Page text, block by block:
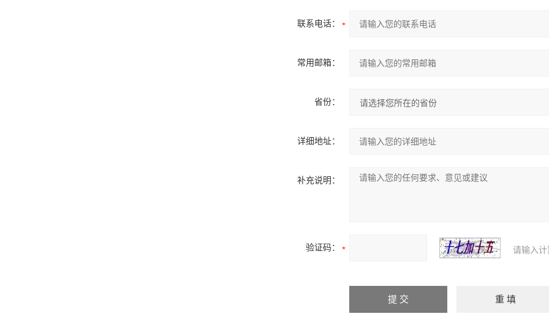
联系电话：
常用邮箱：
省份：
详细地址：
补充说明：
验证码： 请输入